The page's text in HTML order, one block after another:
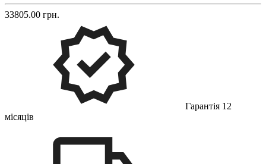
33805.00 грн.
Гарантія 12
місяців